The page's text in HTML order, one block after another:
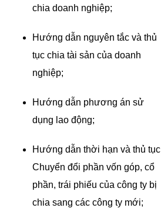
chia doanh nghiệp;
Hướng dẫn nguyên tắc và thủ
tục chia tài sản của doanh
nghiệp;
Hướng dẫn phương án sử
dụng lao động;
Hướng dẫn thời hạn và thủ tục
Chuyển đổi phần vốn góp, cổ
phần, trái phiếu của công ty bị
chia sang các công ty mới;